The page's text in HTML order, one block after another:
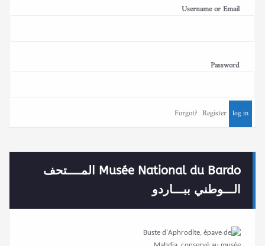
Username or Email
Password
Forgot? Register
Musée National du Bardo المــــتحف
الـــوطني ببـــاردو